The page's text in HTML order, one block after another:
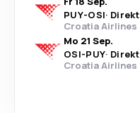
PUY-OSI· Direkt
Croatia Airlines
Mo 21 Sep.
OSI-PUY· Direkt
Croatia Airlines